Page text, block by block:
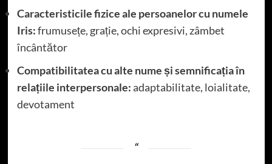
Caracteristicile fizice ale persoanelor cu numele
Iris:frumusețe, grație, ochi expresivi, zâmbet
încântător
Compatibilitatea cu alte nume și semnificația în
relațiile interpersonale:adaptabilitate, loialitate,
devotament